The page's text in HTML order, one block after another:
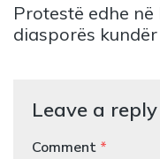
Protestë edhe
diasporës
Leave a reply
Comment *